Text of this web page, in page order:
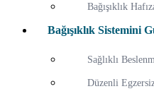
Bağışıklık
Bağışıklık Sistemini
Sağlıklı
Düzenli